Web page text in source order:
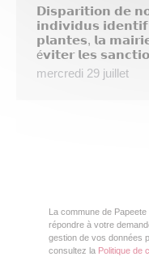
𝗗𝗶𝘀𝗽𝗮𝗿𝗶𝘁𝗶𝗼𝗻 𝗱𝗲
𝗶𝗻𝗱𝗶𝘃𝗶𝗱𝘂𝘀
𝗽𝗹𝗮𝗻𝘁𝗲𝘀, 𝗹𝗮
é𝘃𝗶𝘁𝗲𝗿 𝗹𝗲𝘀
mercredi 29 juillet
La commune de
répondre à votre
gestion de vos données
consultez la Politique de